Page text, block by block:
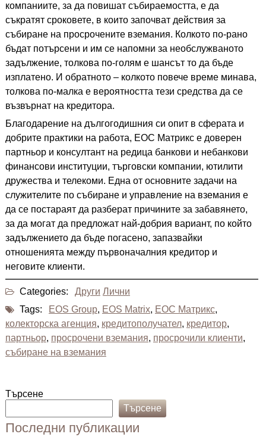
компаниите, за да повишат събираемостта, е да
съкратят сроковете, в които започват действия за
събиране на просрочените вземания. Колкото по-рано
бъдат потърсени и им се напомни за необслужваното
задължение, толкова по-голям е шансът то да бъде
изплатено. И обратното – колкото повече време минава,
толкова по-малка е вероятността тези средства да се
възвърнат на кредитора.
Благодарение на дългогодишния си опит в сферата и
добрите практики на работа, ЕОС Матрикс е доверен
партньор и консултант на редица банкови и небанкови
финансови институции, търговски компании, ютилити
дружества и телекоми. Една от основните задачи на
служителите по събиране и управление на вземания е
да се постараят да разберат причините за забавянето,
за да могат да предложат най-добрия вариант, по който
задължението да бъде погасено, запазвайки
отношенията между първоначалния кредитор и
неговите клиенти.
Categories: Други Лични
Tags:
EOS Group, EOS Matrix, ЕОС Матрикс,
колекторска агенция, кредитополучател, кредитор,
партньор, просрочени вземания, просрочили клиенти,
събиране на вземания
Търсене
Търсене
Последни публикации